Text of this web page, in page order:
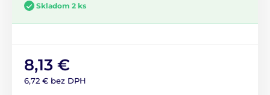
Skladom 2 ks
8,13 €
6,72 € bez DPH